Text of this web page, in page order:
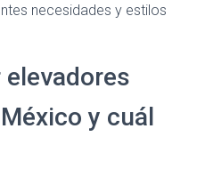
necesidades y estilos
y cuál